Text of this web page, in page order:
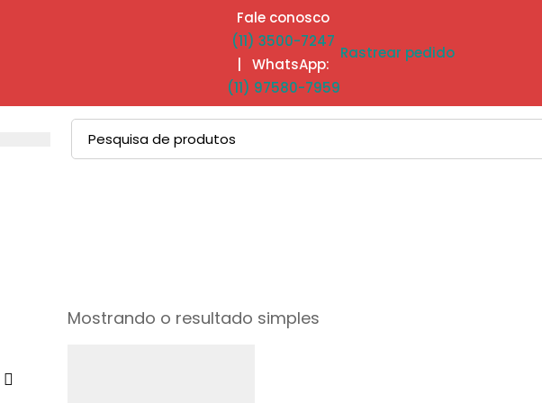
Fale conosco
(11) 3500-7247
| WhatsApp:
(11) 97580-7959
Rastrear pedido
Procurar
por:
Mostrando o resultado simples